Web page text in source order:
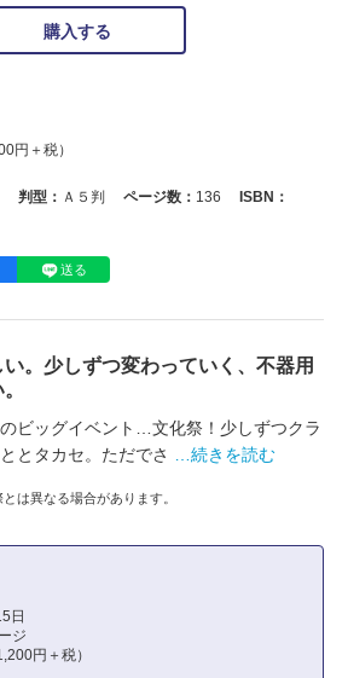
購入する
円＋税）
判型： Ａ５判 ページ数： 136
ISBN：
送る
。少しずつ変わっていく、不器用
ビッグイベント…文化祭！少しずつクラ
とタカセ。ただでさ
…続きを読む
は異なる場合があります。
日
ジ
円＋税）